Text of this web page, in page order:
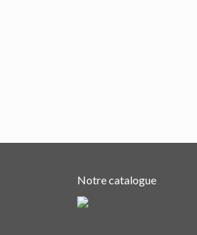
Notre catalogue